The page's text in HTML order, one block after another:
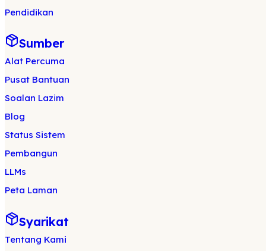
Pendidikan
Sumber
Alat Percuma
Pusat Bantuan
Soalan Lazim
Blog
Status Sistem
Pembangun
LLMs
Peta Laman
Syarikat
Tentang Kami